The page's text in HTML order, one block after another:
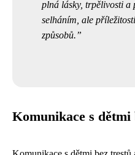
plná lásky, trpělivosti a
selháním, ale
způsobů.
Komunikace s dětmi